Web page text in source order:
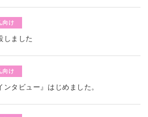
向け
しました
向け
タビュー』はじめました。